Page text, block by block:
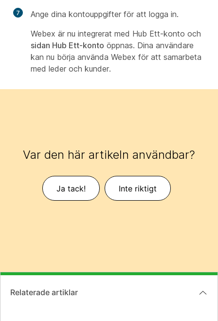
7
Ange dina kontouppgifter för att logga in.
Webex är nu integrerat med Hub Ett-konto och
sidan Hub Ett-konto öppnas. Dina användare
kan nu börja använda Webex för att samarbeta
med leder och kunder.
Var den här artikeln användbar?
Ja tack! Inte riktigt
Relaterade artiklar